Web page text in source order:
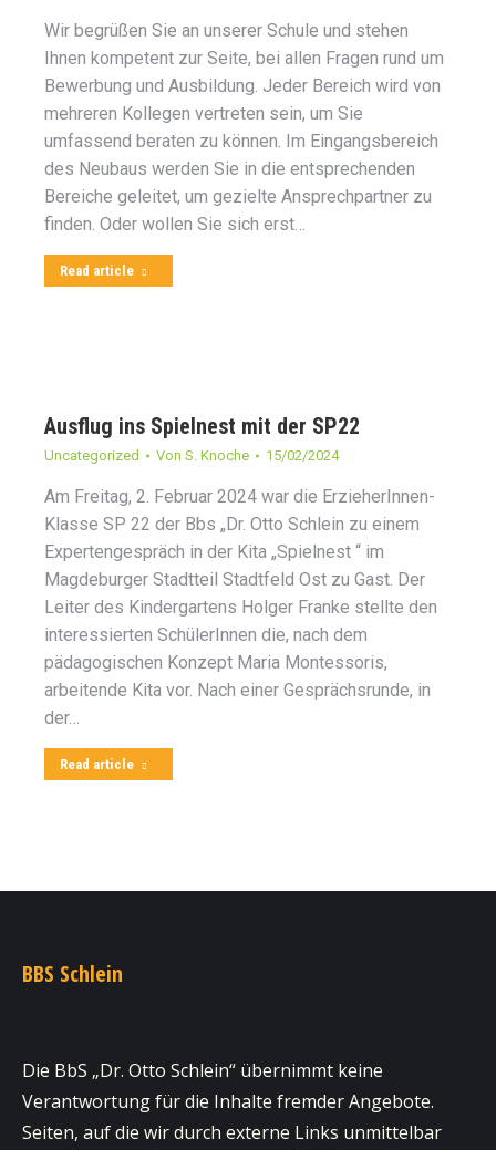
Wir begrüßen Sie an unserer Schule und stehen
Ihnen kompetent zur Seite, bei allen Fragen rund um
Bewerbung und Ausbildung. Jeder Bereich wird von
mehreren Kollegen vertreten sein, um Sie
umfassend beraten zu können. Im Eingangsbereich
des Neubaus werden Sie in die entsprechenden
Bereiche geleitet, um gezielte Ansprechpartner zu
finden. Oder wollen Sie sich erst…
Read article
Ausflug ins Spielnest mit der SP22
Uncategorized Von S. Knoche 15/02/2024
Am Freitag, 2. Februar 2024 war die ErzieherInnen-
Klasse SP 22 der Bbs „Dr. Otto Schlein zu einem
Expertengespräch in der Kita „Spielnest “ im
Magdeburger Stadtteil Stadtfeld Ost zu Gast. Der
Leiter des Kindergartens Holger Franke stellte den
interessierten SchülerInnen die, nach dem
pädagogischen Konzept Maria Montessoris,
arbeitende Kita vor. Nach einer Gesprächsrunde, in
der…
Read article
BBS Schlein
Die BbS „Dr. Otto Schlein“ übernimmt keine
Verantwortung für die Inhalte fremder Angebote.
Seiten, auf die wir durch externe Links unmittelbar